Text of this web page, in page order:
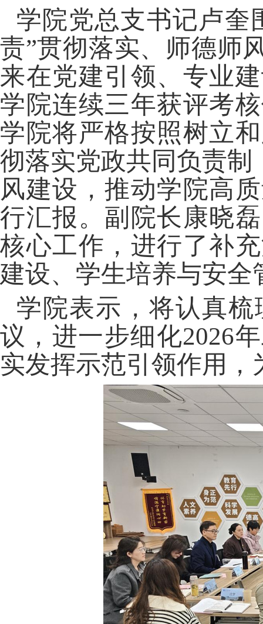
学院党总支书记卢奎
责”贯彻落实、师德师
来在党建引领、专业
学院连续三年获评考
学院将严格按照树立
彻落实党政共同负责制
风建设，推动学院高
行汇报。副院长康晓
核心工作，进行了补
建设、学生培养与安
学院表示，将认真
议，进一步细化2026
实发挥示范引领作用